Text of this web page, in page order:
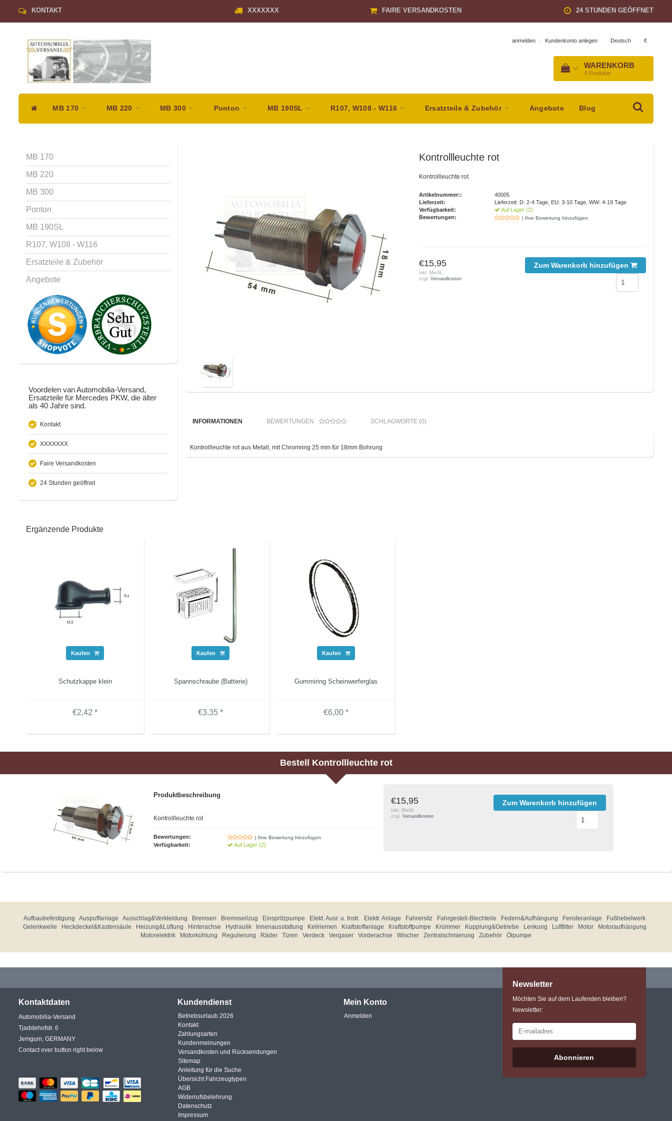
KONTAKT XXXXXXX FAIRE VERSANDKOSTEN 24 STUNDEN GEÖFFNET
anmelden | Kundenkonto anlegen Deutsch €
WARENKORB
0 Produkte
MB 170 MB 220 MB 300 Ponton MB 190SL R107, W108 - W116 Ersatzteile & Zubehör Angebote Blog
MB 170
MB 220
MB 300
Ponton
MB 190SL
R107, W108 - W116
Ersatzteile & Zubehör
Angebote
Voordelen van Automobilia-Versand,
Ersatzteile für Mercedes PKW, die älter
als 40 Jahre sind.
Kontakt
XXXXXXX
Faire Versandkosten
24 Stunden geöffnet
Kontrollleuchte rot
Kontrollleuchte rot
Artikelnummer::
40005
Lieferzeit:
Lieferzeit: D: 2-4 Tage, EU: 3-10 Tage, WW: 4-19 Tage
Verfügbarkeit:
Auf Lager (2)
Bewertungen:
| Ihre Bewertung hinzufügen
€15,95
Inkl. MwSt.
zzgl.Versandkosten
Zum Warenkorb hinzufügen
INFORMATIONEN BEWERTUNGEN SCHLAGWORTE (0)
Kontrollleuchte rot aus Metall, mit Chromring 25 mm für 18mm Bohrung
Ergänzende Produkte
Kaufen
Schutzkappe klein
€2,42 *
Kaufen
Spannschraube (Batterie)
€3,35 *
Kaufen
Gummiring Scheinwerferglas
€6,00 *
Bestell Kontrollleuchte rot
Produktbeschreibung
Kontrollleuchte rot
Bewertungen: | Ihre Bewertung hinzufügen
Verfügbarkeit: Auf Lager (2)
€15,95
Inkl. MwSt.
zzgl. Versandkosten
Zum Warenkorb hinzufügen
Aufbaubefestigung Auspuffanlage Ausschlag&Verkleidung Bremsen Bremsseilzug Einspritzpumpe Elekt. Ausr. u. Instr. Elektr. Anlage Fahrersitz Fahrgestell-Blechteile Federn&Aufhängung Fensteranlage
Fußhebelwerk
Gelenkwelle
Heckdeckel&Kastensäule Heizung&Lüftung Hinterachse Hydraulik Innenausstattung Keilriemen Kraftstoffanlage Kraftstoffpumpe Krümmer Kupplung&Getriebe Lenkung Luftfilter Motor
Motoraufhängung
Motorelektrik
Motorkühlung Regulierung Räder Türen Verdeck Vergaser Vorderachse Wischer Zentralschmierung Zubehör Ölpumpe
Kontaktdaten
Automobilia-Versand
Tjaddehofstr. 6
Jemgum, GERMANY
Contact over button right below
Kundendienst
Betriebsurlaub 2026
Kontakt
Zahlungsarten
Kundenmeinungen
Versandkosten und Rücksendungen
Sitemap
Anleitung für die Suche
Übersicht Fahrzeugtypen
AGB
Widerrufsbelehrung
Datenschutz
Impressum
Mein Konto
Anmelden
Newsletter
Möchten Sie auf dem Laufenden bleiben?
Newsletter:
Abonnieren